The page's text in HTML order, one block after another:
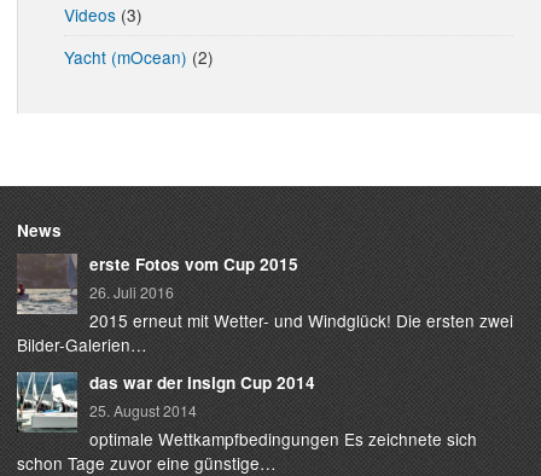
Videos(3)
Yacht (mOcean) (2)
News
erste Fotos vom Cup 2015
26. Juli 2016
2015 erneut mit Wetter- und Windglück! Die ersten zwei
Bilder-Galerien…
das war der insign Cup 2014
25. August 2014
optimale Wettkampfbedingungen Es zeichnete sich
schon Tage zuvor eine günstige…